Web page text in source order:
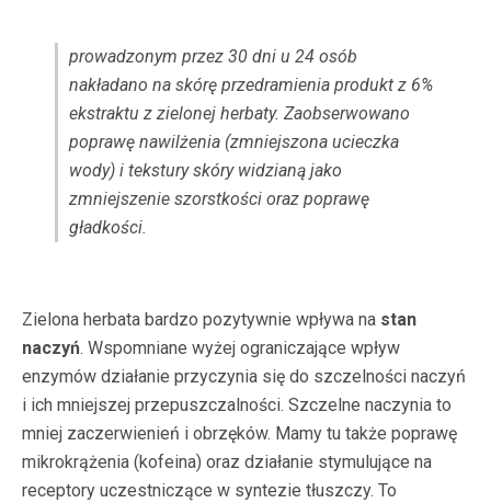
prowadzonym przez 30 dni u 24 osób
nakładano na skórę przedramienia produkt z 6%
ekstraktu z zielonej herbaty. Zaobserwowano
poprawę nawilżenia (zmniejszona ucieczka
wody) i tekstury skóry widzianą jako
zmniejszenie szorstkości oraz poprawę
gładkości.
Zielona herbata bardzo pozytywnie wpływa na stan
naczyń. Wspomniane wyżej ograniczające wpływ
enzymów działanie przyczynia się do szczelności naczyń
i ich mniejszej przepuszczalności. Szczelne naczynia to
mniej zaczerwienień i obrzęków. Mamy tu także poprawę
mikrokrążenia (kofeina) oraz działanie stymulujące na
receptory uczestniczące w syntezie tłuszczy. To